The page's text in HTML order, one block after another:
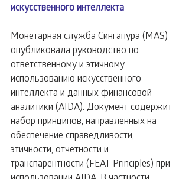
искусственного интеллекта
Монетарная служба Сингапура (MAS)
опубликовала руководство по
ответственному и этичному
использованию искусственного
интеллекта и данных финансовой
аналитики (AIDA). Документ содержит
набор принципов, направленных на
обеспечение справедливости,
этичности, отчетности и
транспарентности (FEAT Principles) при